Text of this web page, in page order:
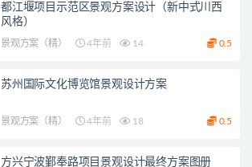
都江堰项目示范区景观方案设计（新中式川西
风格）
景观方案（精） 4年前 14 0.5
苏州国际文化博览馆景观设计方案
景观方案（精） 4年前 18 0.5
方兴宁波鄞奉路项目景观设计最终方案图册